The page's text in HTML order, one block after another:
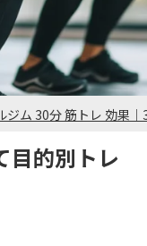
目的別トレ
ジム 30分 筋トレ 効果